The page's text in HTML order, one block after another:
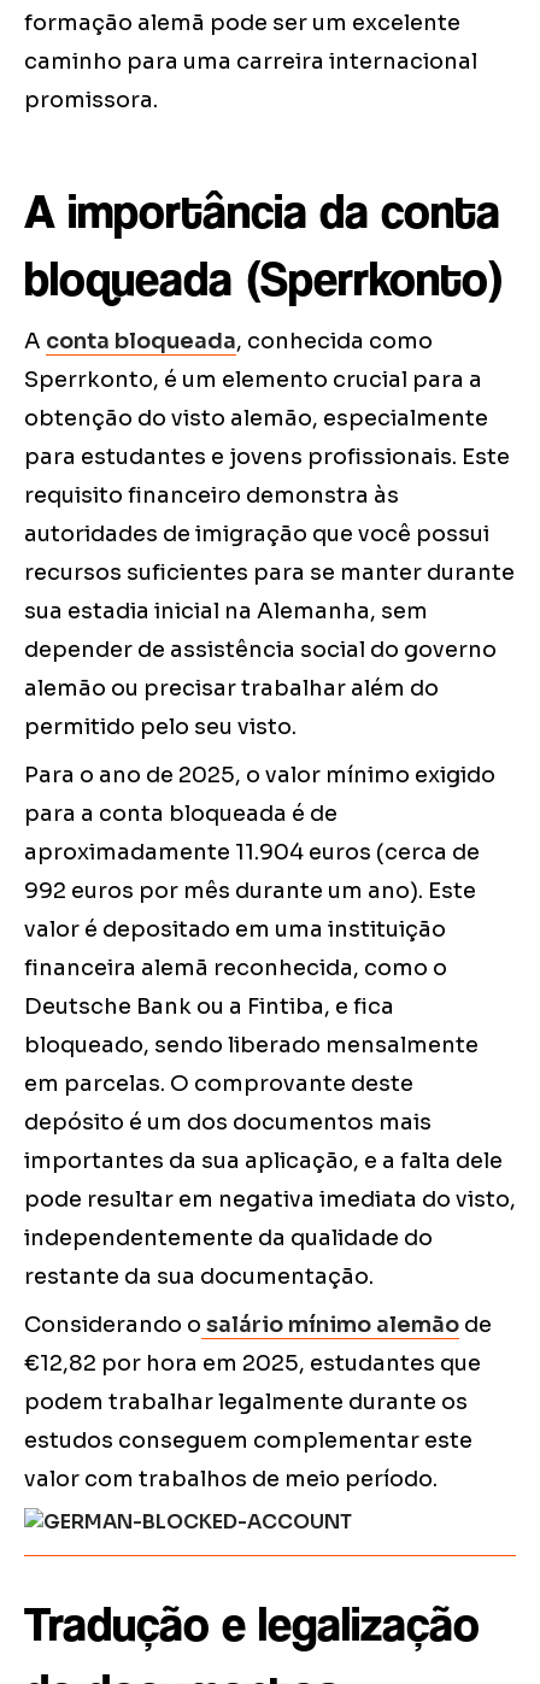
formação alemã pode ser um excelente
caminho para uma carreira internacional
promissora.
A importância da conta
bloqueada (Sperrkonto)
A conta bloqueada, conhecida como
Sperrkonto, é um elemento crucial para a
obtenção do visto alemão, especialmente
para estudantes e jovens profissionais. Este
requisito financeiro demonstra às
autoridades de imigração que você possui
recursos suficientes para se manter durante
sua estadia inicial na Alemanha, sem
depender de assistência social do governo
alemão ou precisar trabalhar além do
permitido pelo seu visto.
Para o ano de 2025, o valor mínimo exigido
para a conta bloqueada é de
aproximadamente 11.904 euros (cerca de
992 euros por mês durante um ano). Este
valor é depositado em uma instituição
financeira alemã reconhecida, como o
Deutsche Bank ou a Fintiba, e fica
bloqueado, sendo liberado mensalmente
em parcelas. O comprovante deste
depósito é um dos documentos mais
importantes da sua aplicação, e a falta dele
pode resultar em negativa imediata do visto,
independentemente da qualidade do
restante da sua documentação.
Considerando o salário mínimo alemão de
€12,82 por hora em 2025, estudantes que
podem trabalhar legalmente durante os
estudos conseguem complementar este
valor com trabalhos de meio período.
Tradução e legalização